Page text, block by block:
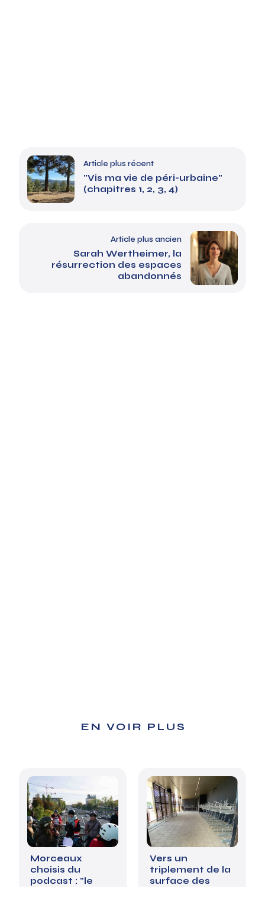
Article plus récent
"Vis ma vie de péri-urbaine"
(chapitres 1, 2, 3, 4)
Article plus ancien
Sarah Wertheimer, la
résurrection des espaces
abandonnés
EN VOIR PLUS
Morceaux
choisis du
podcast : "le
Vers un
triplement de la
surface des